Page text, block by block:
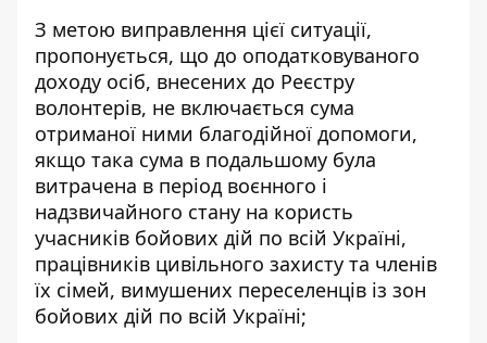
З метою виправлення цієї ситуації,
пропонується, що до оподатковуваного
доходу осіб, внесених до Реєстру
волонтерів, не включається сума
отриманої ними благодійної допомоги,
якщо така сума в подальшому була
витрачена в період воєнного і
надзвичайного стану на користь
учасників бойових дій по всій Україні,
працівників цивільного захисту та членів
їх сімей, вимушених переселенців із зон
бойових дій по всій Україні;